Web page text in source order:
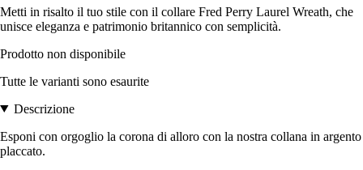
Metti in risalto il tuo stile con il collare Fred Perry Laurel Wreath, che
unisce eleganza e patrimonio britannico con semplicità.
Prodotto non disponibile
Tutte le varianti sono esaurite
Descrizione
Esponi con orgoglio la corona di alloro con la nostra collana in argento
placcato.